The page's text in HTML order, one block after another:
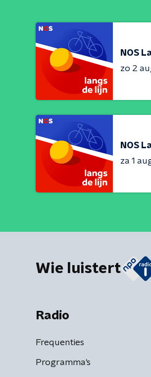
NOS
zo 2
NOS
za 1
Wie luistert
Radio
Frequenties
Programma's